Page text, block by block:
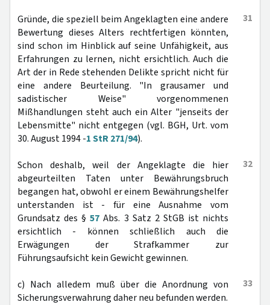
31
Gründe, die speziell beim Angeklagten eine andere
Bewertung dieses Alters rechtfertigen könnten,
sind schon im Hinblick auf seine Unfähigkeit, aus
Erfahrungen zu lernen, nicht ersichtlich. Auch die
Art der in Rede stehenden Delikte spricht nicht für
eine andere Beurteilung. "In grausamer und
sadistischer Weise" vorgenommenen
Mißhandlungen steht auch ein Alter "jenseits der
Lebensmitte" nicht entgegen (vgl. BGH, Urt. vom
30. August 1994 -1 StR 271/94).
32
Schon deshalb, weil der Angeklagte die hier
abgeurteilten Taten unter Bewährungsbruch
begangen hat, obwohl er einem Bewährungshelfer
unterstanden ist - für eine Ausnahme vom
Grundsatz des §57 Abs. 3 Satz 2 StGB ist nichts
ersichtlich - können schließlich auch die
Erwägungen der Strafkammer zur
Führungsaufsicht kein Gewicht gewinnen.
33
c) Nach alledem muß über die Anordnung von
Sicherungsverwahrung daher neu befunden werden.